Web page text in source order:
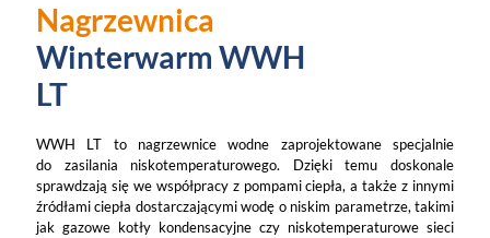
Nagrzewnica
Winterwarm WWH
LT
WWH LT to nagrzewnice wodne zaprojektowane specjalnie
do zasilania niskotemperaturowego. Dzięki temu doskonale
sprawdzają się we współpracy z pompami ciepła, a także z innymi
źródłami ciepła dostarczającymi wodę o niskim parametrze, takimi
jak gazowe kotły kondensacyjne czy niskotemperaturowe sieci